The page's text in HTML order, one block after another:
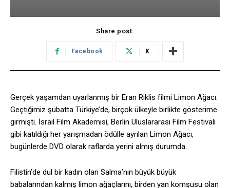
Share post:
Facebook X
Gerçek yaşamdan uyarlanmış bir Eran Riklis filmi Limon Ağacı.
Geçtiğimiz şubatta Türkiye’de, birçok ülkeyle birlikte gösterime
girmişti. İsrail Film Akademisi, Berlin Uluslararası Film Festivali
gibi katıldığı her yarışmadan ödülle ayrılan Limon Ağacı,
bugünlerde DVD olarak raflarda yerini almış durumda.
Filistin’de dul bir kadın olan Salma’nın büyük büyük
babalarından kalmış limon ağaçlarını, birden yan komşusu olan